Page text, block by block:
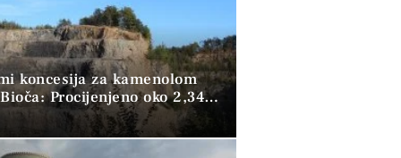
koncesija za kamenolom
Procijenjeno oko 2,34
kamena